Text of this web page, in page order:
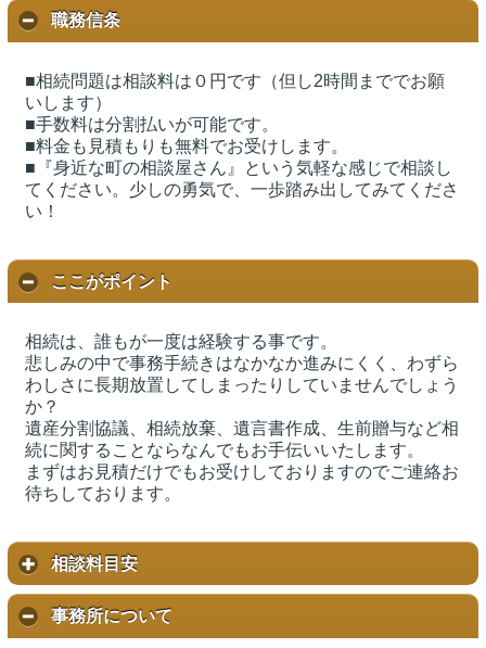
職務信条
■相続問題は相談料は０円です（但し2時間まででお願
いします）
■手数料は分割払いが可能です。
■料金も見積もりも無料でお受けします。
■『身近な町の相談屋さん』という気軽な感じで相談し
てください。少しの勇気で、一歩踏み出してみてくださ
い！
ここがポイント
相続は、誰もが一度は経験する事です。
悲しみの中で事務手続きはなかなか進みにくく、わずら
わしさに長期放置してしまったりしていませんでしょう
か？
遺産分割協議、相続放棄、遺言書作成、生前贈与など相
続に関することならなんでもお手伝いいたします。
まずはお見積だけでもお受けしておりますのでご連絡お
待ちしております。
相談料目安
事務所について